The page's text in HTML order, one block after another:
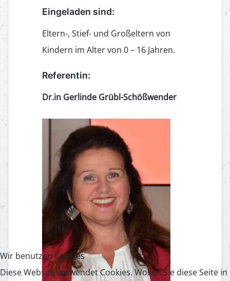
Eingeladen sind:
Eltern-, Stief- und Großeltern von
Kindern im Alter von 0 – 16 Jahren.
Referentin:
Dr.in Gerlinde Grübl-Schößwender
Wir benutzen Cookies
Diese Website verwendet Cookies. Wollen Sie diese Seite in